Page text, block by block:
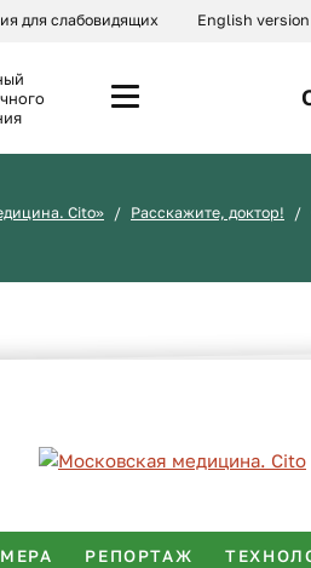
для слабовидящих English version
Cito» Расскажите, доктор!
РЕПОРТАЖ